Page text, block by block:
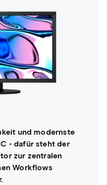
und modernste
- dafür steht der
zur zentralen
Workflows